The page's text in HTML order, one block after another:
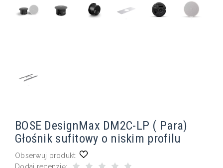
BOSE DesignMax DM2C-LP ( Para)
Głośnik sufitowy o niskim profilu
Obserwuj produkt: